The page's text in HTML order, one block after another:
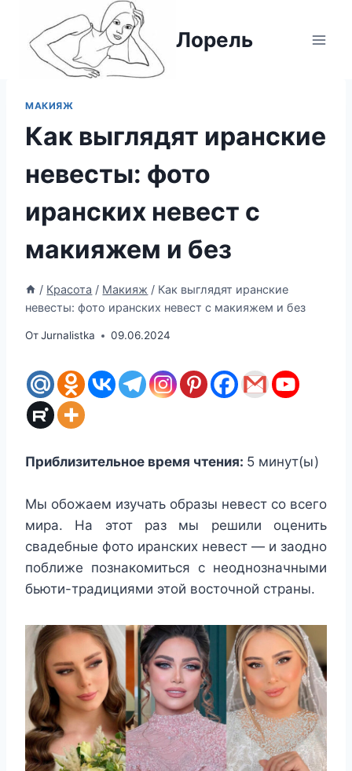
содержимому
Лорель
МАКИЯЖ
Как выглядят иранские
невесты: фото
иранских невест с
макияжем и без
/ Красота / Макияж / Как выглядят иранские
невесты: фото иранских невест с макияжем и без
ОтJurnalistka 09.06.2024
Приблизительное время чтения: 5 минут(ы)
Мы обожаем изучать образы невест со всего
мира. На этот раз мы решили оценить
свадебные фото иранских невест — и заодно
поближе познакомиться с неоднозначными
бьюти-традициями этой восточной страны.